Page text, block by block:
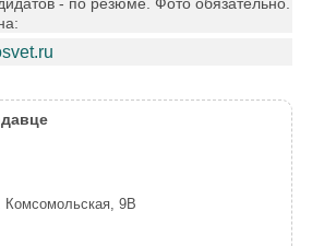
Комсомольская, 9В